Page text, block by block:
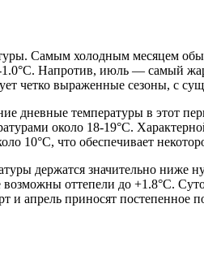
Самым холодным месяцем
Напротив, июль — самый
четко выраженные сезоны, с
температуры в этот
около 18-19°C.
10°C, что обеспечивает
держатся значительно
оттепели до +1.8°C.
апрель приносят постепенное